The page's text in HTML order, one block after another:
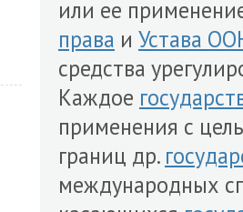
или ее
права и Устава
средства
Каждое
применения с
границ др.
международных